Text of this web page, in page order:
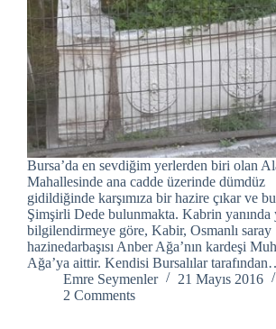
Bursa’da en sevdiğim yerlerden biri olan
Mahallesinde ana cadde üzerinde dümdüz
gidildiğinde karşımıza bir hazire çıkar ve
Şimşirli Dede bulunmakta. Kabrin yanında
bilgilendirmeye göre, Kabir, Osmanlı saray
hazinedarbaşısı Anber Ağa’nın kardeşi
Ağa’ya aittir. Kendisi Bursalılar
Emre Seymenler
21 Mayıs 2016
2 Comments